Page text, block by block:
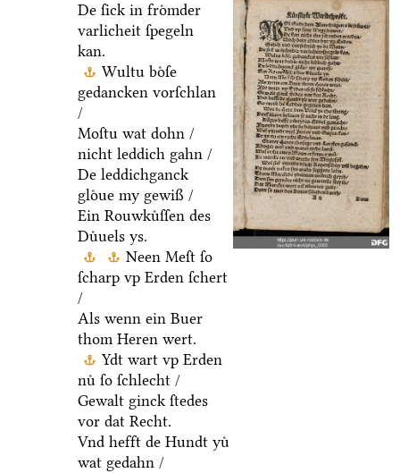
De ſick in froͤmder
varlicheit ſpegeln
kan.
Wultu boͤſe
gedancken vorſchlan
/
Moſtu wat dohn /
nicht leddich gahn /
De leddichganck
gloͤue my gewiß /
Ein Rouwkuͤſſen des
Duͤuels ys.
Neen Meſt ſo
ſcharp vp Erden ſchert
/
Als wenn ein Buer
thom Heren wert.
Ydt wart vp Erden
nuͤ ſo ſchlecht /
Gewalt ginck ſtedes
vor dat Recht.
Vnd hefft de Hundt yuͤ
wat gedahn /